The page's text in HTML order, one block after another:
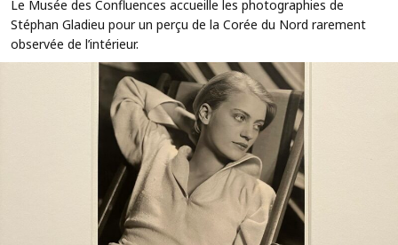
Le Musée des Confluences accueille les photographies de
Stéphan Gladieu pour un perçu de la Corée du Nord rarement
observée de l’intérieur.